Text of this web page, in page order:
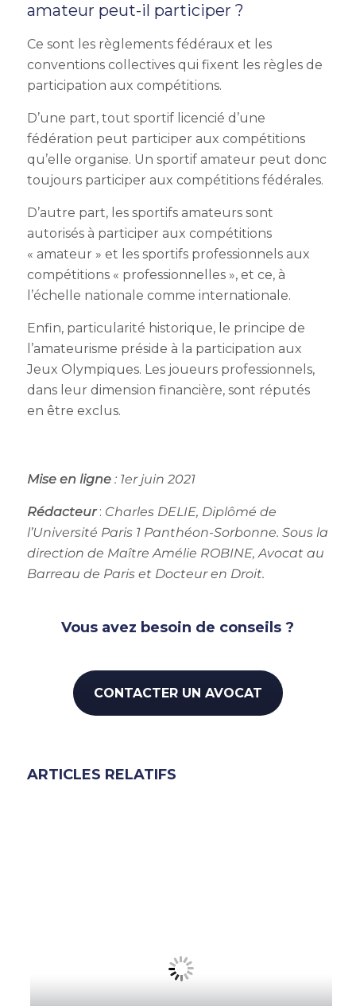
amateur peut-il participer ?
Ce sont les règlements fédéraux et les
conventions collectives qui fixent les règles de
participation aux compétitions.
D’une part, tout sportif licencié d’une
fédération peut participer aux compétitions
qu’elle organise. Un sportif amateur peut donc
toujours participer aux compétitions fédérales.
D’autre part, les sportifs amateurs sont
autorisés à participer aux compétitions
« amateur » et les sportifs professionnels aux
compétitions « professionnelles », et ce, à
l’échelle nationale comme internationale.
Enfin, particularité historique, le principe de
l’amateurisme préside à la participation aux
Jeux Olympiques. Les joueurs professionnels,
dans leur dimension financière, sont réputés
en être exclus.
Mise en ligne: 1er juin 2021
Rédacteur: Charles DELIE, Diplômé de
l’Université Paris 1 Panthéon-Sorbonne. Sous la
direction de Maître Amélie ROBINE, Avocat au
Barreau de Paris et Docteur en Droit.
Vous avez besoin de conseils ?
CONTACTER UN AVOCAT
ARTICLES RELATIFS